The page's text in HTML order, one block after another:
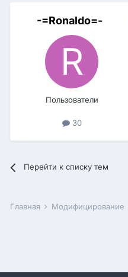
-=Ronaldo=-
Пользователи
30
Перейти к списку тем
Главная Модифицирование